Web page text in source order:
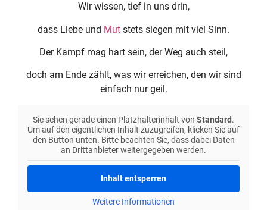
Wir wissen, tief in uns drin,
dass Liebe und Mut stets siegen mit viel Sinn.
Der Kampf mag hart sein, der Weg auch steil,
doch am Ende zählt, was wir erreichen, den wir sind
einfach nur geil.
Sie sehen gerade einen Platzhalterinhalt von Standard .
Um auf den eigentlichen Inhalt zuzugreifen, klicken Sie auf
den Button unten. Bitte beachten Sie, dass dabei Daten
an Drittanbieter weitergegeben werden.
Inhalt entsperren
Weitere Informationen